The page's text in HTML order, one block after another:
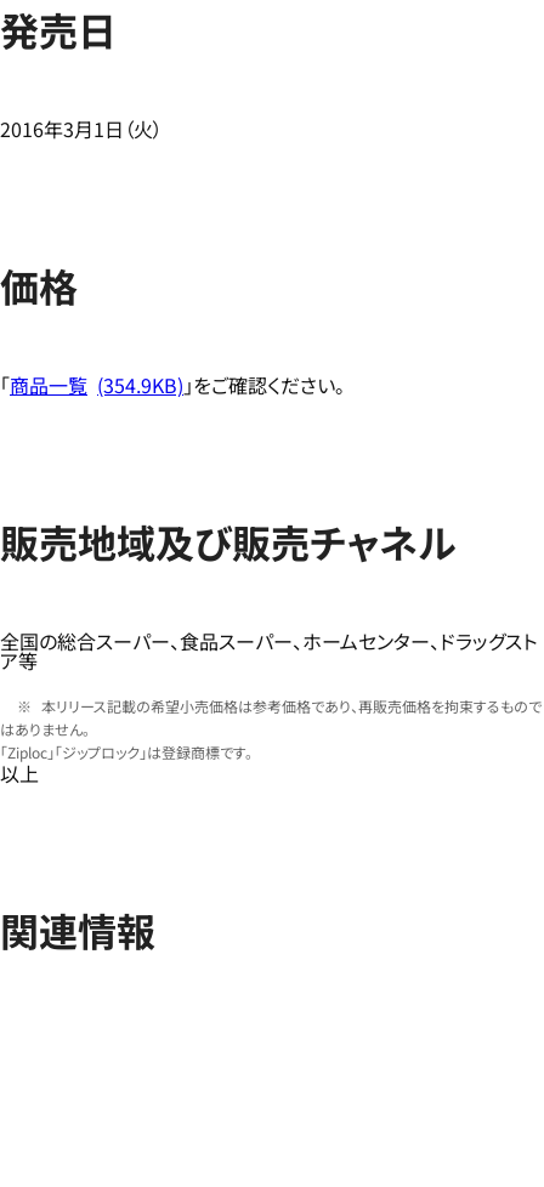
発売日
2016年3月1日（火）
価格
「商品一覧 (354.9KB) 」をご確認ください。
販売地域及び販売チャネル
全国の総合スーパー、食品スーパー、ホームセンター、ドラッグスト
ア等
本リリース記載の希望小売価格は参考価格であり、再販売価格を拘束するもので
はありません。
「Ziploc」「ジップロック」は登録商標です。
以上
関連情報